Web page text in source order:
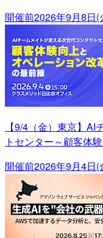
開催前2026年9月8日(
【9/4（金）東京】
トセンター～顧客体
開催前2026年9月4日(